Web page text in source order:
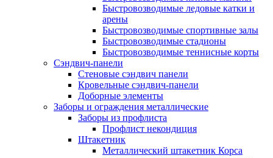
Быстровозводимые ледовые катки и
арены
Быстровозводимые спортивные залы
Быстровозводимые стадионы
Быстровозводимые теннисные корты
Сэндвич-панели
Стеновые сэндвич панели
Кровельные сэндвич-панели
Доборные элементы
Заборы и ограждения металлические
Заборы из профлиста
Профлист некондиция
Штакетник
Металлический штакетник Корса